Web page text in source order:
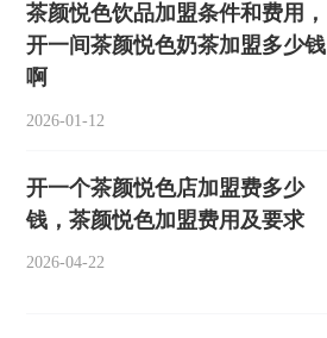
茶颜悦色饮品加盟条件和费用，
开一间茶颜悦色奶茶加盟多少钱
啊
2026-01-12
开一个茶颜悦色店加盟费多少
钱，茶颜悦色加盟费用及要求
2026-04-22